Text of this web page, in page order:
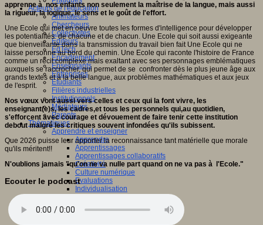
Acteurs de l'éducation
Animateurs
Chercheurs
Collectivités
Editeurs
EdTech
Encadrement
Enseignants
Entreprises
Etudiants
Filières industrielles
Institutionnels
Médiateurs
Parents
Thématiques
Apprendre et enseigner
Apprendre
Apprentissages
Apprentissages collaboratifs
Créativité
Culture numérique
Evaluations
Individualisation
Outils pour la classe
apprenne à nos enfants non seulement la maîtrise de la langue, mais aussi
la rigueur, la logique, le sens et le goût de l'effort.
Une Ecole qui met en oeuvre toutes les formes d'intelligence pour développer
les potentialités de chacune et de chacun. Une Ecole qui soit aussi exigeante
que bienveillante dans la transmission du travail bien fait Une Ecole qui ne
laisse personne au bord du chemin. Une Ecole qui raconte l'histoire de France
comme un récit complexe mais exaltant avec ses personnages emblématiques
auxquels se raccrocher, qui permet de se confronter dès le plus jeune âge aux
grands textes et à la belle langue, aux problèmes mathématiques et aux jeux
de l'esprit.
Nos vœux vont aussi vers celles et ceux qui la font vivre, les
enseignant(e)s, les cadres,et tous les personnels qui,au quotidien,
s'efforcent avec courage et dévouement de faire tenir cette institution
debout malgré les critiques souvent infondées qu'ils subissent.
Que 2026 puisse leur apporter la reconnaissance tant matérielle que morale
qu'ils méritent!!
N'oublions jamais "qu'on ne va nulle part quand on ne va pas à l'Ecole."
Ecouter le podcast